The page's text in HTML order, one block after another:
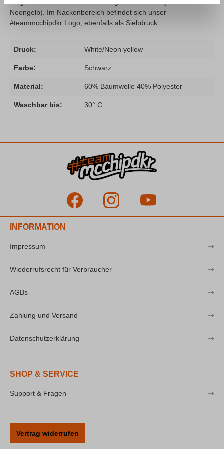
Neongelb). Im Nackenbereich befindet sich unser
#teammcchipdkr Logo, ebenfalls als Siebdruck.
Druck: White/Neon yellow
Farbe: Schwarz
Material: 60% Baumwolle 40% Polyester
Waschbar bis: 30° C
INFORMATION
Impressum
Wiederrufsrecht für Verbraucher
AGBs
Zahlung und Versand
Datenschutzerklärung
SHOP & SERVICE
Support & Fragen
Vertrag widerrufen